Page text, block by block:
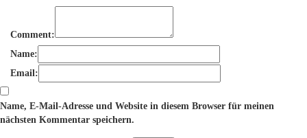
Comment:
Name:
Email:
Name, E-Mail-Adresse und Website in diesem Browser für meinen
nächsten Kommentar speichern.